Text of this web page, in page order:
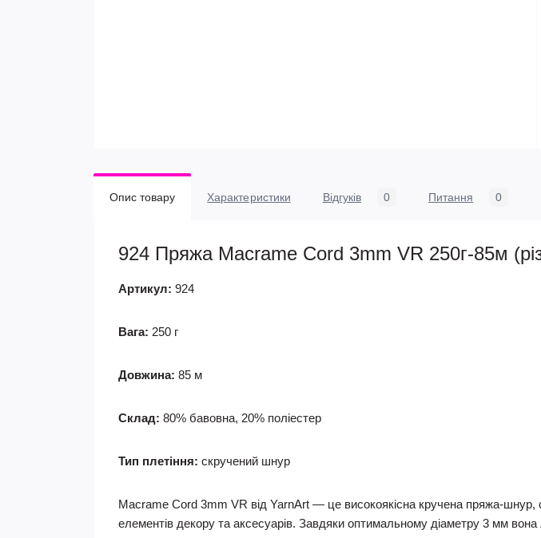
Опис товару Характеристики Відгуків 0 Питання 0
924 Пряжа Macrame Cord 3mm VR 250г-85м
Артикул: 924
Вага: 250 г
Довжина: 85 м
Склад: 80% бавовна, 20% поліестер
Тип плетіння: скручений шнур
Macrame Cord 3mm VR від YarnArt — це високоякісна кручена пряжа-шнур,
елементів декору та аксесуарів. Завдяки оптимальному діаметру 3 мм